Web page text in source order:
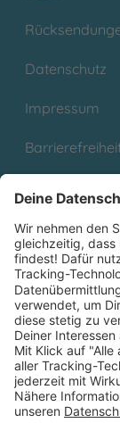
Datenschutz
Impressum
Folge uns auf
*
Deutschlands